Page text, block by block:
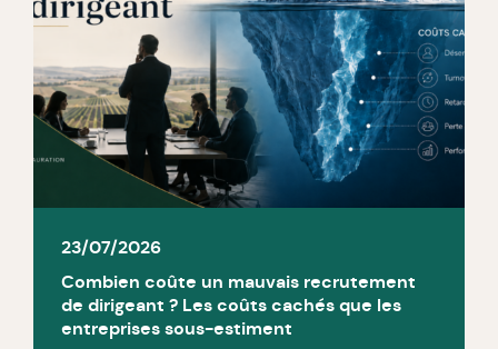
23/07/2026
Combien coûte un mauvais recrutement
de dirigeant ? Les coûts cachés que les
entreprises sous-estiment